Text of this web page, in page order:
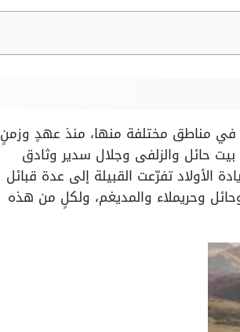
في مناطق مختلفة منها، منذ عهدٍ وزمنٍ
حائل والزلفى وجلال سدير وثادق
الأولاد تفرّعت القبيلة إلى عدة قبائل
وحريملاء والمديغم، ولكلٍ من هذه